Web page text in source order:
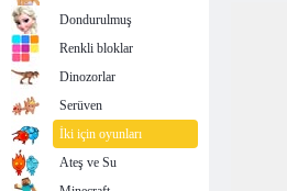
Dondurulmuş
Renkli bloklar
Dinozorlar
Serüven
İki için oyunları
Ateş ve Su